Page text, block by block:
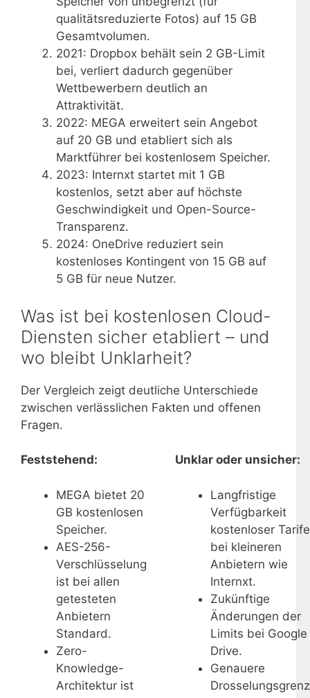
qualitätsreduzierte Fotos) auf 15 GB
Gesamtvolumen.
2021: Dropbox behält sein 2 GB-Limit
bei, verliert dadurch gegenüber
Wettbewerbern deutlich an
Attraktivität.
2022: MEGA erweitert sein Angebot
auf 20 GB und etabliert sich als
Marktführer bei kostenlosem Speicher.
2023: Internxt startet mit 1 GB
kostenlos, setzt aber auf höchste
Geschwindigkeit und Open-Source-
Transparenz.
2024: OneDrive reduziert sein
kostenloses Kontingent von 15 GB auf
5 GB für neue Nutzer.
Was ist bei kostenlosen Cloud-
Diensten sicher etabliert – und
wo bleibt Unklarheit?
Der Vergleich zeigt deutliche Unterschiede
zwischen verlässlichen Fakten und offenen
Fragen.
Feststehend:
MEGA bietet 20
GB kostenlosen
Speicher.
AES-256-
Verschlüsselung
ist bei allen
getesteten
Anbietern
Standard.
Zero-
Knowledge-
Architektur ist
Unklar oder unsicher:
Langfristige
Verfügbarkeit
kostenloser Tarife
bei kleineren
Anbietern wie
Internxt.
Zukünftige
Änderungen der
Limits bei Google
Drive.
Genauere